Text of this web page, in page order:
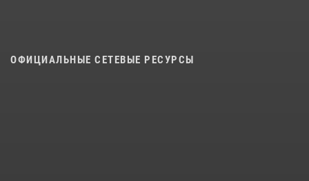
ОФИЦИАЛЬНЫЕ СЕТЕВЫЕ РЕСУРСЫ